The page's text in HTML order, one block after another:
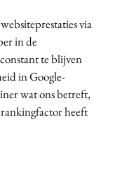
via
in de
te blijven
in Google-
wat ons betreft,
rankingfactor heeft